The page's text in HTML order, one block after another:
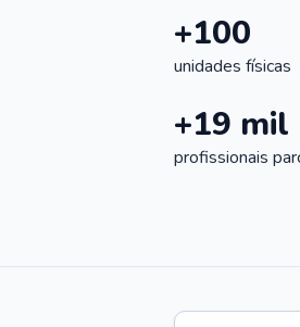
+100
unidades físicas
+19 mil
profissionais